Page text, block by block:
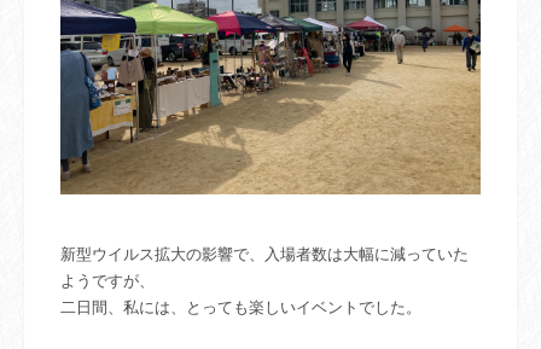
新型ウイルス拡大の影響で、入場者数は大幅に減っていた
ようですが、
二日間、私には、とっても楽しいイベントでした。